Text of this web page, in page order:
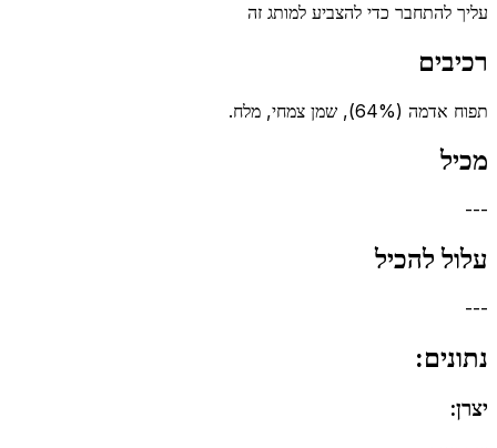
עליך להתחבר כדי להצביע למותג זה
רכיבים
תפוח אדמה (64%), שמן צמחי, מלח.
מכיל
---
עלול להכיל
---
נתונים:
יצרן: